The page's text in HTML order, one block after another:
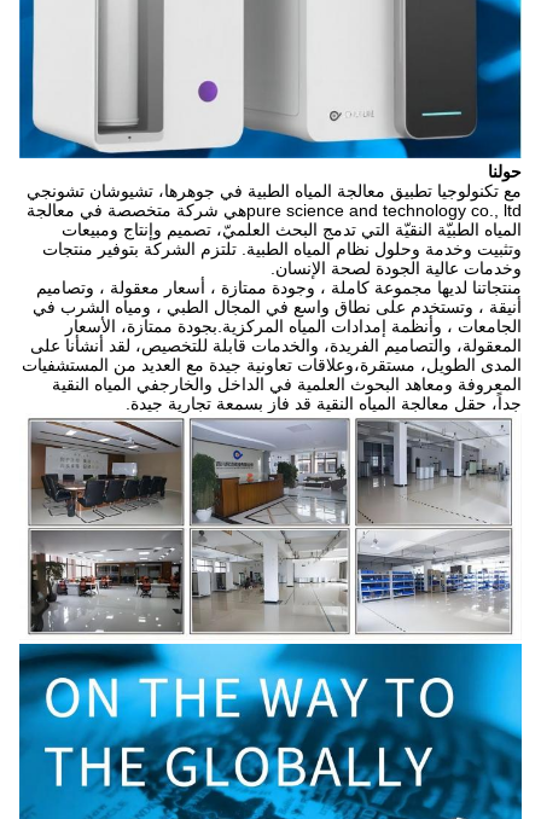
حولنا
مع تكنولوجيا تطبيق معالجة المياه الطبية في جوهرها، تشيوشان تشونجي
pure science and technology co., ltdهي شركة متخصصة في معالجة
المياه الطبيّة النقيّة التي تدمج البحث العلميّ، تصميم وإنتاج ومبيعات
وتثبيت وخدمة وحلول نظام المياه الطبية. تلتزم الشركة بتوفير منتجات
وخدمات عالية الجودة لصحة الإنسان.
منتجاتنا لديها مجموعة كاملة ، وجودة ممتازة ، أسعار معقولة ، وتصاميم
أنيقة ، وتستخدم على نطاق واسع في المجال الطبي ، ومياه الشرب في
الجامعات ، وأنظمة إمدادات المياه المركزية.بجودة ممتازة، الأسعار
المعقولة، والتصاميم الفريدة، والخدمات قابلة للتخصيص، لقد أنشأنا على
المدى الطويل، مستقرة،وعلاقات تعاونية جيدة مع العديد من المستشفيات
المعروفة ومعاهد البحوث العلمية في الداخل والخارجفي المياه النقية
جداً، حقل معالجة المياه النقية قد فاز بسمعة تجارية جيدة.